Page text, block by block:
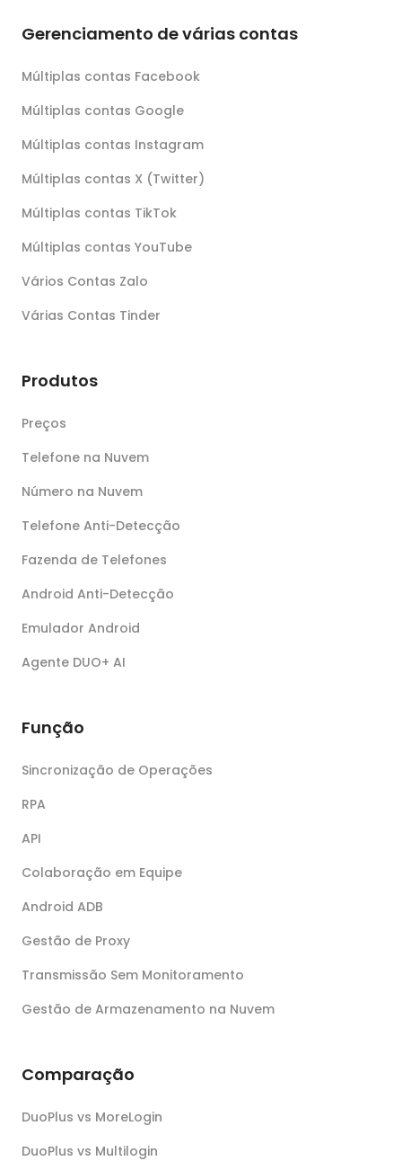
Gerenciamento de várias contas
Múltiplas contas Facebook
Múltiplas contas Google
Múltiplas contas Instagram
Múltiplas contas X (Twitter)
Múltiplas contas TikTok
Múltiplas contas YouTube
Vários Contas Zalo
Várias Contas Tinder
Produtos
Preços
Telefone na Nuvem
Número na Nuvem
Telefone Anti-Detecção
Fazenda de Telefones
Android Anti-Detecção
Emulador Android
Agente DUO+ AI
Função
Sincronização de Operações
RPA
API
Colaboração em Equipe
Android ADB
Gestão de Proxy
Transmissão Sem Monitoramento
Gestão de Armazenamento na Nuvem
Comparação
DuoPlus vs MoreLogin
DuoPlus vs Multilogin